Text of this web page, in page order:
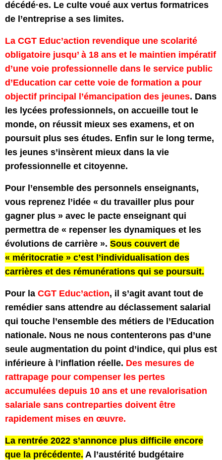
décédé·es. Le culte voué aux vertus formatrices
de l’entreprise a ses limites.
La CGT Educ’action revendique une scolarité
obligatoire jusqu’ à 18 ans et le maintien impératif
d’une voie professionnelle dans le service public
d’Education car cette voie de formation a pour
objectif principal l’émancipation des jeunes. Dans
les lycées professionnels, on accueille tout le
monde, on réussit mieux ses examens, et on
poursuit plus ses études. Enfin sur le long terme,
les jeunes s’insèrent mieux dans la vie
professionnelle et citoyenne.
Pour l’ensemble des personnels enseignants,
vous reprenez l’idée « du travailler plus pour
gagner plus » avec le pacte enseignant qui
permettra de « repenser les dynamiques et les
évolutions de carrière ». Sous couvert de
« méritocratie » c’est l’individualisation des
carrières et des rémunérations qui se poursuit.
Pour la CGT Educ’action, il s’agit avant tout de
remédier sans attendre au déclassement salarial
qui touche l’ensemble des métiers de l’Education
nationale. Nous ne nous contenterons pas d’une
seule augmentation du point d’indice, qui plus est
inférieure à l’inflation réelle. Des mesures de
rattrapage pour compenser les pertes
accumulées depuis 10 ans et une revalorisation
salariale sans contreparties doivent être
rapidement mises en œuvre.
La rentrée 2022 s’annonce plus difficile encore
que la précédente. A l’austérité budgétaire